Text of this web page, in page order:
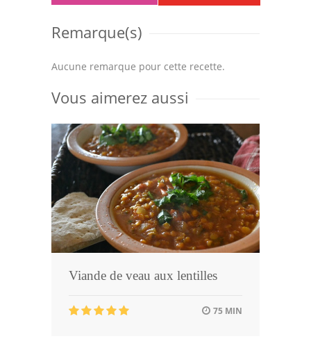
Remarque(s)
Aucune remarque pour cette recette.
Vous aimerez aussi
Viande de veau aux lentilles
75 MIN